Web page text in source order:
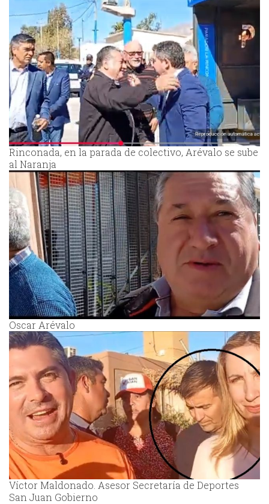
Rinconada, en la parada de colectivo, Arévalo se sube
al Naranja
Oscar Arévalo
Víctor Maldonado. Asesor Secretaría de Deportes
San Juan Gobierno